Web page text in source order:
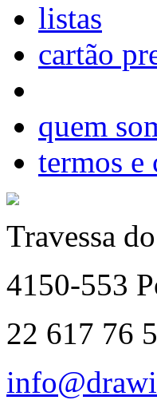
listas
cartão
quem
termos e
Travessa
4150-553
22 617 76